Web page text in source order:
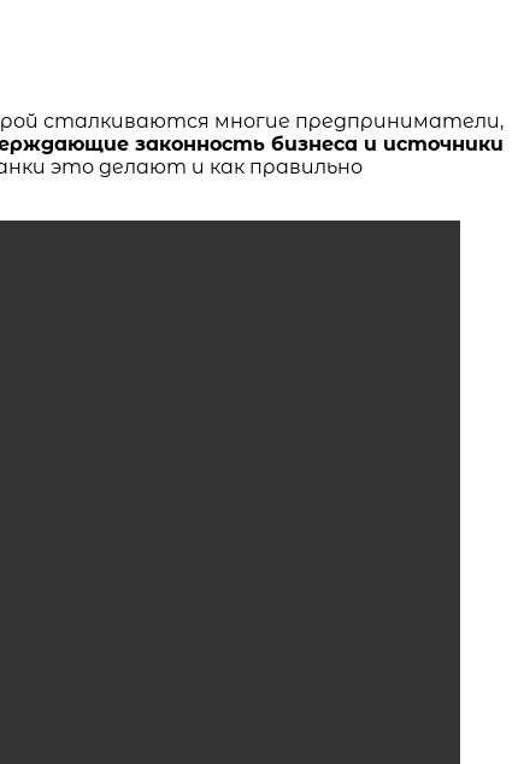
сталкиваются многие предприниматели,
законность бизнеса и источники
это делают и как правильно